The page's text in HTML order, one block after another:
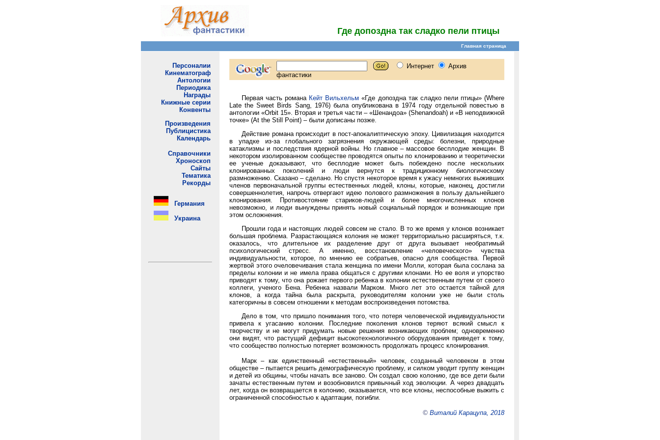
Где допоздна так сладко пели птицы
Первая часть романа Кейт Вильхельм «Где допоздна так сладко пели птицы» (Where
Late the Sweet Birds Sang, 1976) была опубликована в 1974 году отдельной повестью в
антологии «Orbit 15». Вторая и третья части – «Шенандоа» (Shenandoah) и «В неподвижной
точке» (At the Still Point) – были дописаны позже.
Действие романа происходит в пост-апокалиптическую эпоху. Цивилизация находится
в упадке из-за глобального загрязнения окружающей среды: болезни, природные
катаклизмы и последствия ядерной войны. Но главное – массовое бесплодие женщин. В
некотором изолированном сообществе проводятся опыты по клонированию и теоретически
ее ученые доказывают, что бесплодие может быть побеждено после нескольких
клонированных поколений и люди вернутся к традиционному биологическому
размножению. Сказано – сделано. Но спустя некоторое время к ужасу немногих выживших
членов первоначальной группы естественных людей, клоны, которые, наконец, достигли
совершеннолетия, напрочь отвергают идею полового размножения в пользу дальнейшего
клонирования. Противостояние стариков-людей и более многочисленных клонов
невозможно, и люди вынуждены принять новый социальный порядок и возникающие при
этом осложнения.
Прошли года и настоящих людей совсем не стало. В то же время у клонов возникает
большая проблема. Разрастающаяся колония не может территориально расширяться, т.к.
оказалось, что длительное их разделение друг от друга вызывает необратимый
психологический стресс. А именно, восстановление «человеческого» чувства
индивидуальности, которое, по мнению ее собратьев, опасно для сообщества. Первой
жертвой этого очеловечивания стала женщина по имени Молли, которая была сослана за
пределы колонии и не имела права общаться с другими клонами. Но ее воля и упорство
приводят к тому, что она рожает первого ребенка в колонии естественным путем от своего
коллеги, ученого Бена. Ребенка назвали Марком. Много лет это остается тайной для
клонов, а когда тайна была раскрыта, руководителям колонии уже не были столь
категоричны в совсем отношении к методам воспроизведения потомства.
Дело в том, что пришло понимания того, что потеря человеческой индивидуальности
привела к угасанию колонии. Последние поколения клонов теряют всякий смысл к
творчеству и не могут придумать новые решения возникающих проблем; одновременно
они видят, что растущий дефицит высокотехнологичного оборудования приведет к тому,
что сообщество полностью потеряет возможность продолжать процесс клонирования.
Марк – как единственный «естественный» человек, созданный человеком в этом
обществе – пытается решить демографическую проблему, и силком уводит группу женщин
и детей из общины, чтобы начать все заново. Он создал свою колонию, где все дети были
зачаты естественным путем и возобновился привычный ход эволюции. А через двадцать
лет, когда он возвращается в колонию, оказывается, что все клоны, неспособные выжить с
ограниченной способностью к адаптации, погибли.
© Виталий Карацупа, 2018